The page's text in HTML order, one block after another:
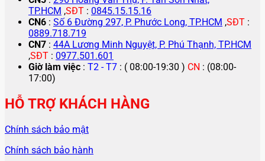
TP.HCM ,SĐT : 0845.15.15.16
CN6 : Số 6 Đường 297, P. Phước Long, TP.HCM ,SĐT :
0889.718.719
CN7 : 44A Lương Minh Nguyệt, P. Phú Thạnh, TP.HCM
,SĐT : 0977.501.601
Giờ làm việc : T2 - T7 : ( 08:00-19:30 ) CN : (08:00-
17:00)
HỖ TRỢ KHÁCH HÀNG
Chính sách bảo mật
Chính sách bảo hành